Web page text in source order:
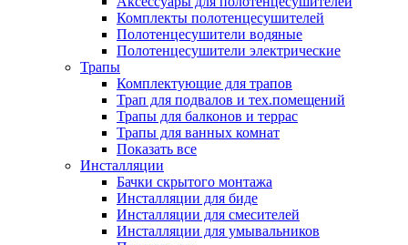
Комплекты полотенцесушителей
Полотенцесушители водяные
Полотенцесушители электрические
Трапы
Комплектующие для трапов
Трап для подвалов и тех.помещений
Трапы для балконов и террас
Трапы для ванных комнат
Показать все
Инсталляции
Бачки скрытого монтажа
Инсталляции для биде
Инсталляции для смесителей
Инсталляции для умывальников